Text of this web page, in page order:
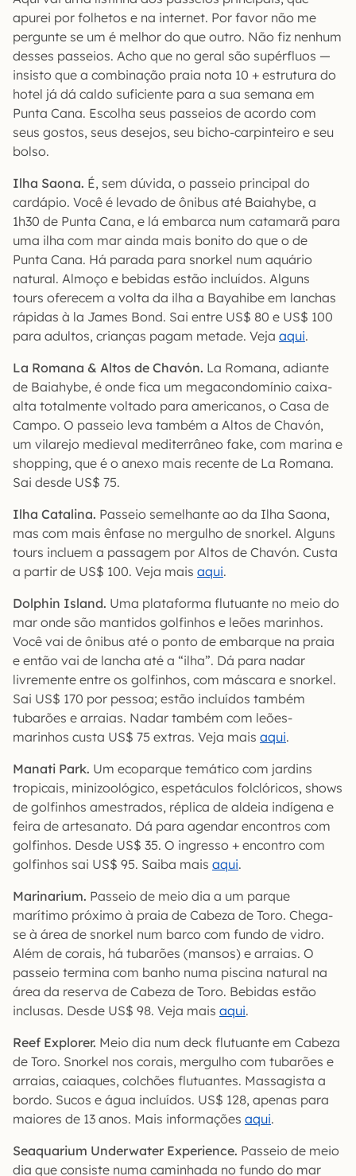
apurei por folhetos e na internet. Por favor não me
pergunte se um é melhor do que outro. Não fiz nenhum
desses passeios. Acho que no geral são supérfluos —
insisto que a combinação praia nota 10 + estrutura do
hotel já dá caldo suficiente para a sua semana em
Punta Cana. Escolha seus passeios de acordo com
seus gostos, seus desejos, seu bicho-carpinteiro e seu
bolso.
Ilha Saona. É, sem dúvida, o passeio principal do
cardápio. Você é levado de ônibus até Baiahybe, a
1h30 de Punta Cana, e lá embarca num catamarã para
uma ilha com mar ainda mais bonito do que o de
Punta Cana. Há parada para snorkel num aquário
natural. Almoço e bebidas estão incluídos. Alguns
tours oferecem a volta da ilha a Bayahibe em lanchas
rápidas à la James Bond. Sai entre US$ 80 e US$ 100
para adultos, crianças pagam metade. Veja aqui.
La Romana & Altos de Chavón. La Romana, adiante
de Baiahybe, é onde fica um megacondomínio caixa-
alta totalmente voltado para americanos, o Casa de
Campo. O passeio leva também a Altos de Chavón,
um vilarejo medieval mediterrâneo fake, com marina e
shopping, que é o anexo mais recente de La Romana.
Sai desde US$ 75.
Ilha Catalina. Passeio semelhante ao da Ilha Saona,
mas com mais ênfase no mergulho de snorkel. Alguns
tours incluem a passagem por Altos de Chavón. Custa
a partir de US$ 100. Veja mais aqui.
Dolphin Island. Uma plataforma flutuante no meio do
mar onde são mantidos golfinhos e leões marinhos.
Você vai de ônibus até o ponto de embarque na praia
e então vai de lancha até a “ilha”. Dá para nadar
livremente entre os golfinhos, com máscara e snorkel.
Sai US$ 170 por pessoa; estão incluídos também
tubarões e arraias. Nadar também com leões-
marinhos custa US$ 75 extras. Veja mais aqui.
Manati Park. Um ecoparque temático com jardins
tropicais, minizoológico, espetáculos folclóricos, shows
de golfinhos amestrados, réplica de aldeia indígena e
feira de artesanato. Dá para agendar encontros com
golfinhos. Desde US$ 35. O ingresso + encontro com
golfinhos sai US$ 95. Saiba mais aqui.
Marinarium. Passeio de meio dia a um parque
marítimo próximo à praia de Cabeza de Toro. Chega-
se à área de snorkel num barco com fundo de vidro.
Além de corais, há tubarões (mansos) e arraias. O
passeio termina com banho numa piscina natural na
área da reserva de Cabeza de Toro. Bebidas estão
inclusas. Desde US$ 98. Veja mais aqui.
Reef Explorer. Meio dia num deck flutuante em Cabeza
de Toro. Snorkel nos corais, mergulho com tubarões e
arraias, caiaques, colchões flutuantes. Massagista a
bordo. Sucos e água incluídos. US$ 128, apenas para
maiores de 13 anos. Mais informações aqui.
Seaquarium Underwater Experience. Passeio de meio
dia que consiste numa caminhada no fundo do mar